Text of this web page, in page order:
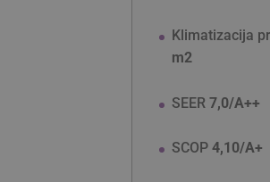
Klimatizacija
m2
SEER7,0/A++
SCOP4,10/A+